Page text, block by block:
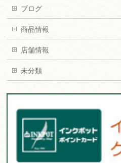
ブログ
商品情報
店舗情報
未分類